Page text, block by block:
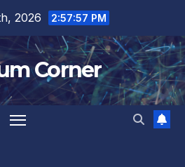
2026 2:57:59 PM
Corner